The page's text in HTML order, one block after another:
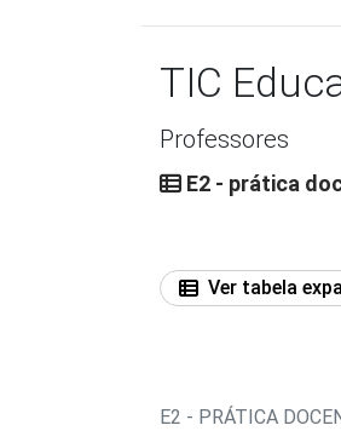
TIC
Professores
E2 - prática
Ver tabela
E2 - PRÁTICA